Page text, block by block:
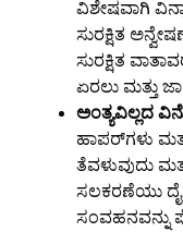
ವಿಶೇಷವಾಗಿ
ಸುರಕ್ಷಿತ
ಸುರಕ್ಷಿತ
ಏರಲು ಮತ್ತು
ಅಂತ್ಯವಿಲ್ಲದ
ಹಾಪರ್‌ಗಳು
ತೆವಳುವುದು
ಸಲಕರಣೆಯು
ಸಂವಹನವನ್ನು